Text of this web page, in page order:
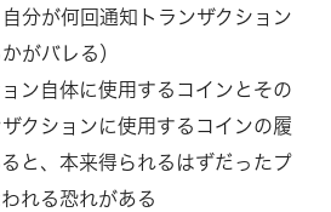
分が何回通知トランザクション
がバレる）
ン自体に使用するコインとその
クションに使用するコインの履
と、本来得られるはずだったプ
れる恐れがある